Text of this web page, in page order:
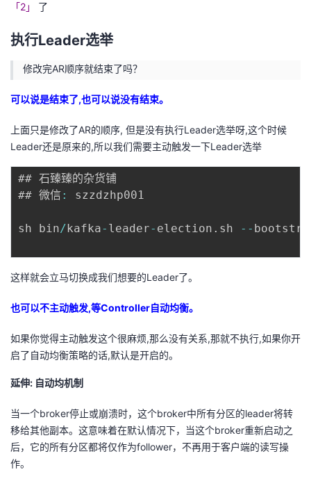
「2」 了
执行Leader选举
修改完AR顺序就结束了吗？
可以说是结束了,也可以说没有结束。
上面只是修改了AR的顺序, 但是没有执行Leader选举呀,这个时候
Leader还是原来的,所以我们需要主动触发一下Leader选举
## 石臻臻的杂货铺
## 微信: szzdzhp001
sh bin/ kafka- leader- election . sh --
这样就会立马切换成我们想要的Leader了。
也可以不主动触发,等Controller自动均衡。
如果你觉得主动触发这个很麻烦,那么没有关系,那就不执行,如果你开
启了自动均衡策略的话,默认是开启的。
延伸: 自动均机制
当一个broker停止或崩溃时，这个broker中所有分区的leader将转
移给其他副本。这意味着在默认情况下，当这个broker重新启动之
后，它的所有分区都将仅作为follower，不再用于客户端的读写操
作。